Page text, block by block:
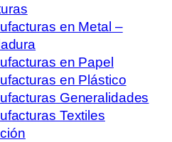
en Metal –
en Papel
en Plástico
Generalidades
Textiles